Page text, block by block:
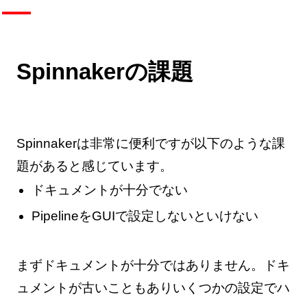
Spinnakerの課題
Spinnakerは非常に便利ですが以下のような課
題があると感じています。
ドキュメントが十分でない
PipelineをGUIで設定しないといけない
まずドキュメントが十分ではありません。ドキ
ュメントが古いこともありいくつかの設定でハ